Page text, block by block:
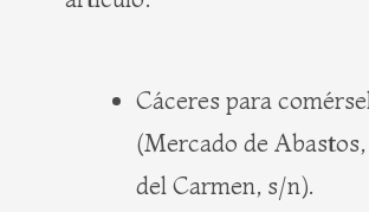
Cáceres para
(Mercado de
del Carmen, s/n).